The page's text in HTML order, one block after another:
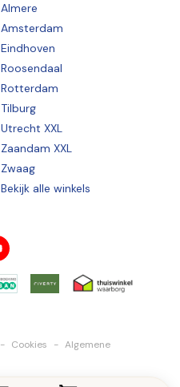
Almere
Amsterdam
Eindhoven
Roosendaal
Rotterdam
Tilburg
Utrecht XXL
Zaandam XXL
Zwaag
Bekijk alle winkels
Cookies
Algemene